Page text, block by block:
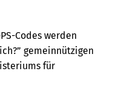
Codes werden
gemeinnützigen
für